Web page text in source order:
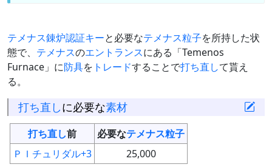
テメナス錬炉認証キーと必要なテメナス粒子を所持した状
態で、 テメナスのエントランスにある「Temenos
Furnace」に防具を トレードすることで打ち直して貰え
る。
打ち直しに必要な素材
打ち直し前 必要なテメナス粒子
ＰＩチュリダル+3
25,000